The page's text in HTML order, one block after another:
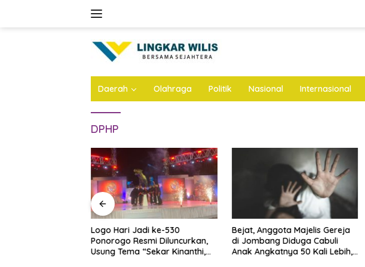
Daerah Olahraga Politik Nasional Internasional
DPHP
Logo Hari Jadi ke-530
Ponorogo Resmi Diluncurkan,
Usung Tema “Sekar Kinanthi,
Bejat, Anggota Majelis Gereja
di Jombang Diduga Cabuli
Anak Angkatnya 50 Kali Lebih,